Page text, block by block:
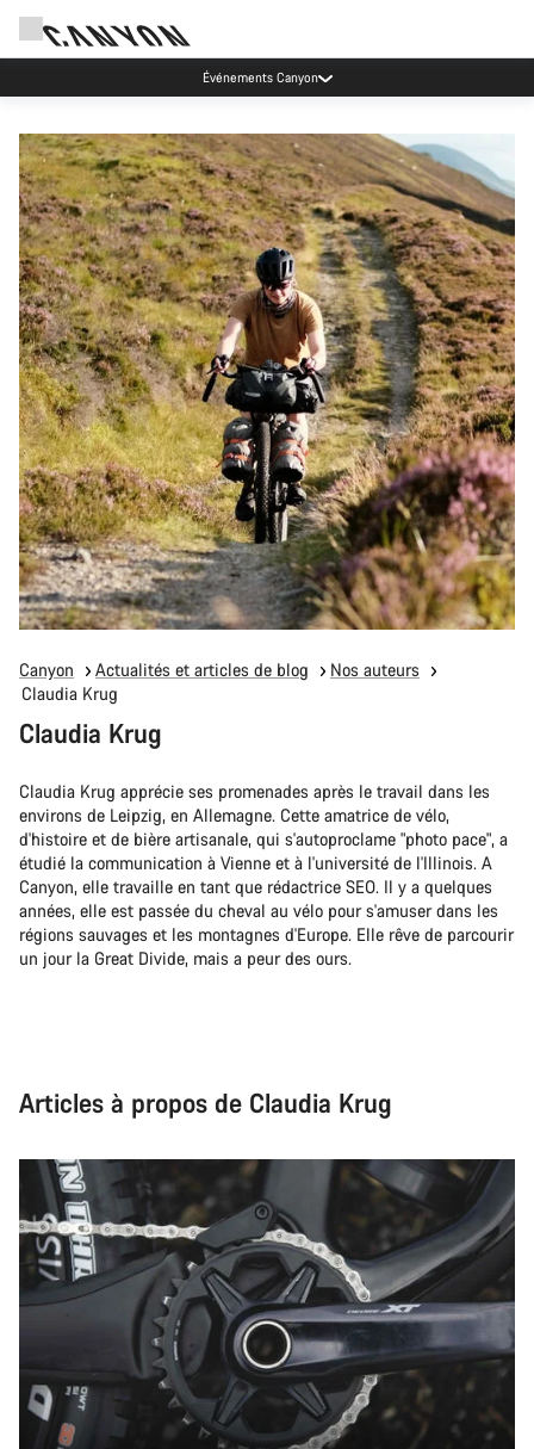
Événements Canyon
Canyon Actualités et articles de blog
Nos auteurs
Claudia Krug
Claudia Krug
Claudia Krug apprécie ses promenades après le travail dans les
environs de Leipzig, en Allemagne. Cette amatrice de vélo,
d'histoire et de bière artisanale, qui s'autoproclame "photo pace", a
étudié la communication à Vienne et à l'université de l'Illinois. A
Canyon, elle travaille en tant que rédactrice SEO. Il y a quelques
années, elle est passée du cheval au vélo pour s'amuser dans les
régions sauvages et les montagnes d'Europe. Elle rêve de parcourir
un jour la Great Divide, mais a peur des ours.
Articles à propos de Claudia Krug